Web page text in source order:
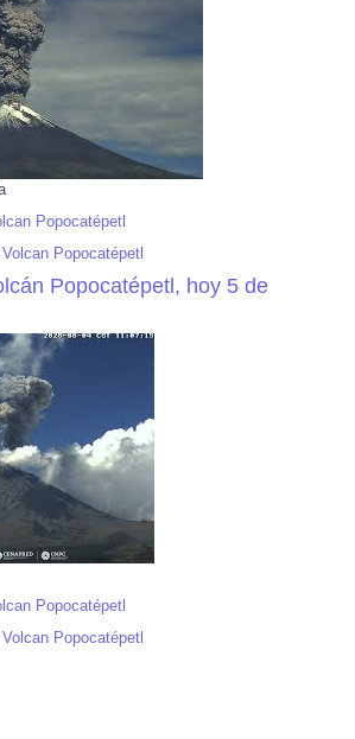
Popocatépetl
Volcan Popocatépetl
Popocatépetl, hoy 5 de
Popocatépetl
Volcan Popocatépetl